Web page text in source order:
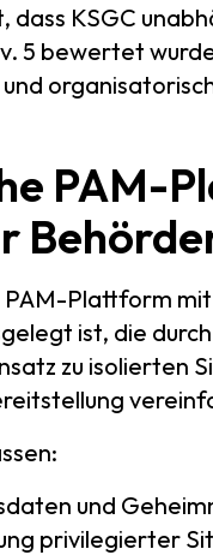
KSGC
5 bewertet
PAM-
Plattform
ist, die
zu isolierten
und
privilegierter